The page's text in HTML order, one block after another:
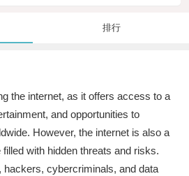
排行
the internet, as it offers access to a
and opportunities to
However, the internet is also a
with hidden threats and risks.
cybercriminals, and data